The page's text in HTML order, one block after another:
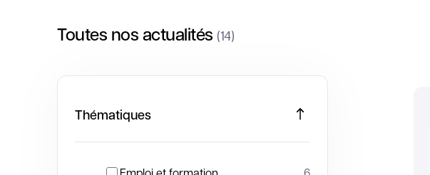
Toutes nos actualités(14)
Thématiques